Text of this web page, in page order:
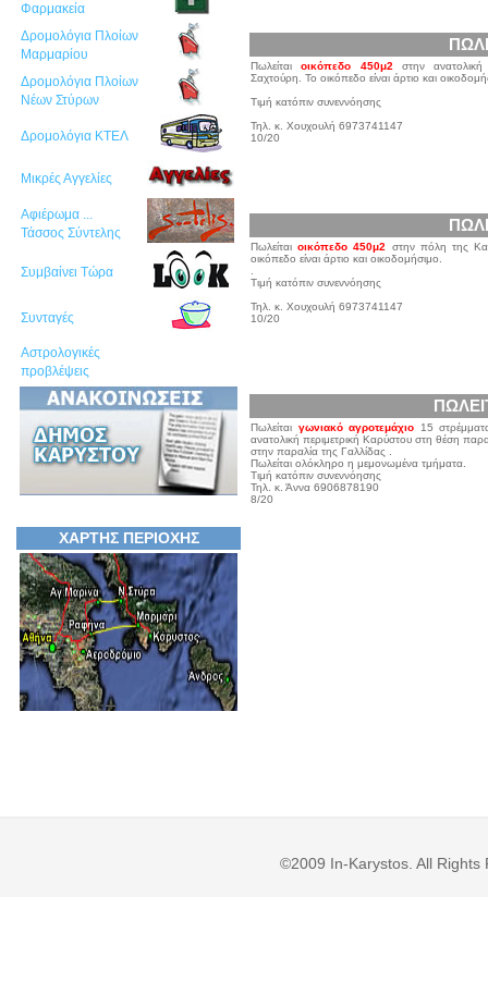
Φαρμακεία
Δρομολόγια Πλοίων
Μαρμαρίου
Δρομολόγια Πλοίων
Νέων Στύρων
Δρομολόγια ΚΤΕΛ
Μικρές Αγγελίες
Αφιέρωμα ...
Τάσσος Σύντελης
Συμβαίνει Τώρα
Συνταγές
Αστρολογικές
προβλέψεις
ΧΑΡΤΗΣ ΠΕΡΙΟΧΗΣ
Πωλείταιοικόπεδο 450μ2 στην ανατολική
Σαχτούρη. Το οικόπεδο είναι άρτιο και
Τιμή κατόπιν συνεννόησης
Τηλ. κ. Χουχουλή 6973741147
10/20
Πωλείταιοικόπεδο 450μ2
στην πόλη της
οικόπεδο είναι άρτιο και οικοδομήσιμο.
Τιμή κατόπιν συνεννόησης
Τηλ. κ. Χουχουλή 6973741147
10/20
Πωλείται γωνιακό αγροτεμάχιο 15
ανατολική περιμετρική Καρύστου στη θέση
στην παραλία της Γαλλίδας .
Πωλείται ολόκληρο η μεμονωμένα τμήματα.
Τιμή κατόπιν συνεννόησης
Τηλ. κ. Άννα 6906878190
8/20
©2009 In-Karystos. All